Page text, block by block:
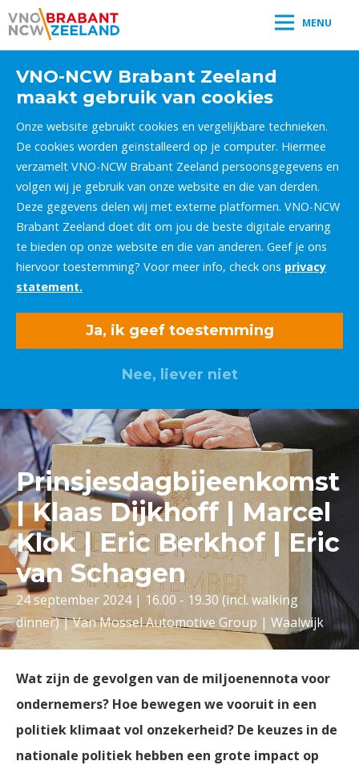
MENU
VNO-NCW Brabant Zeeland
maakt gebruik van cookies
Onze website gebruikt cookies en vergelijkbare technieken.
De cookies worden geïnstalleerd op je computer. Hiermee
verzamelt VNO-NCW Brabant Zeeland persoonsgegevens en
volgen wij je gebruik van onze website en die van derden.
Deze gegevens delen wij met externe platformen. VNO-NCW
Brabant Zeeland doet dit om jou de beste digitale ervaring
te bieden op onze website en die van anderen. Geef je ons
hiervoor toestemming? Voor meer info, check ons privacy
statement.
Ja, ik geef toestemming
Nee, liever niet
Prinsjesdagbijeenkomst
| Klaas Dijkhoff | Marcel
Klok | Eric Berkhof | Eric
van Schagen
24 september 2024 | 16.00 - 19.30 (incl. walking
dinner) | Van Mossel Automotive Group | Waalwijk
Wat zijn de gevolgen van de miljoenennota voor
ondernemers? Hoe bewegen we vooruit in een
politiek klimaat vol onzekerheid? De keuzes in de
nationale politiek hebben een grote impact op